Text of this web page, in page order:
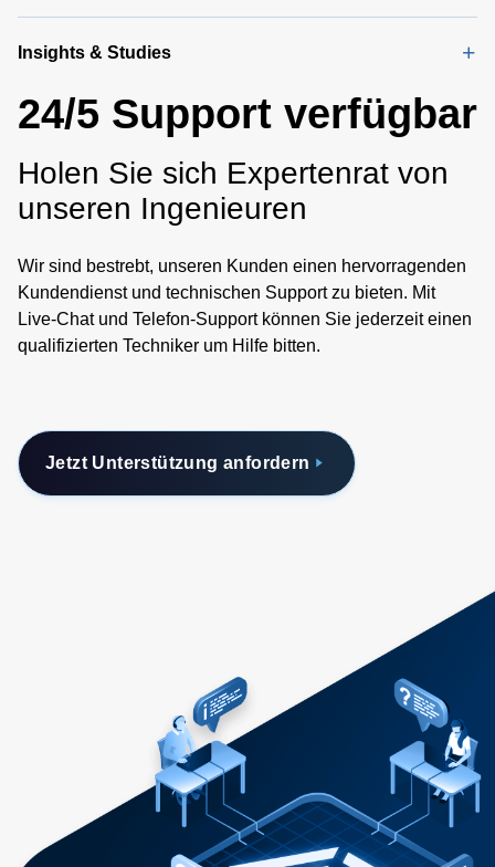
Insights & Studies
24/5 Support verfügbar
Holen Sie sich Expertenrat von
unseren Ingenieuren
Wir sind bestrebt, unseren Kunden einen hervorragenden
Kundendienst und technischen Support zu bieten. Mit
Live-Chat und Telefon-Support können Sie jederzeit einen
qualifizierten Techniker um Hilfe bitten.
Jetzt Unterstützung anfordern